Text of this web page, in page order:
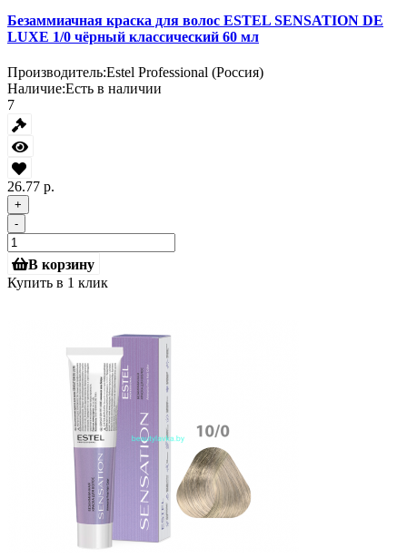
Безаммиачная краска для волос ESTEL SENSATION DE
LUXE 1/0 чёрный классический 60 мл
Производитель:Estel Professional (Россия)
Наличие:Есть в наличии
7
26.77 р.
+
-
В корзину
Купить в 1 клик